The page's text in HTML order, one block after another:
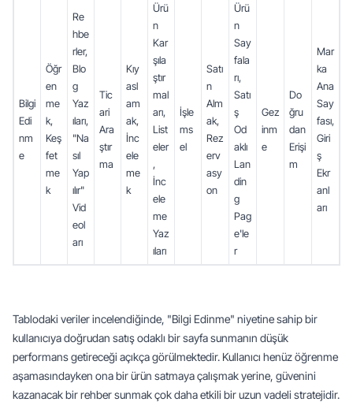
Bilgi
Edi
nm
e
Öğr
en
me
k,
Keş
fet
me
k
Re
hbe
rler,
Blo
g
Yaz
ıları,
"Na
sıl
Yap
ılır"
Vid
eol
arı
Tic
ari
Ara
ştır
ma
Kıy
asl
am
ak,
İnc
ele
me
k
Ürü
n
Kar
şıla
ştır
mal
arı,
List
eler
,
İnc
ele
me
Yaz
ıları
İşle
ms
el
Satı
n
Alm
ak,
Rez
erv
asy
on
Ürü
n
Say
fala
rı,
Satı
ş
Od
aklı
Lan
din
g
Pag
e'le
r
Gez
inm
e
Do
ğru
dan
Erişi
m
Mar
ka
Ana
Say
fası,
Giri
ş
Ekr
anl
arı
Tablodaki veriler incelendiğinde, "Bilgi Edinme" niyetine sahip bir
kullanıcıya doğrudan satış odaklı bir sayfa sunmanın düşük
performans getireceği açıkça görülmektedir. Kullanıcı henüz öğrenme
aşamasındayken ona bir ürün satmaya çalışmak yerine, güvenini
kazanacak bir rehber sunmak çok daha etkili bir uzun vadeli stratejidir.